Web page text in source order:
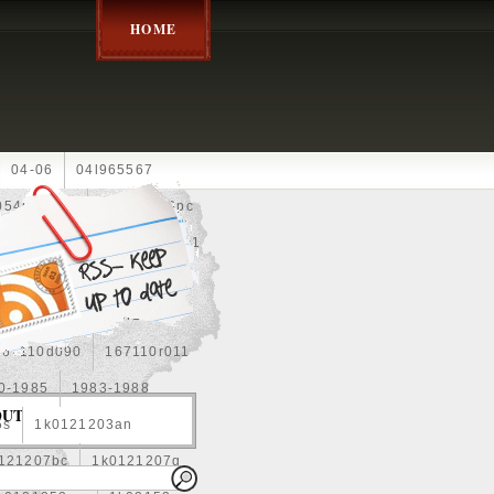
HOME
04-06 04l965567
10pc
13-2269 1330c1
1355d300185
15pcs 160400r160
167110r011
1985 1983-1988
1k0121203an
1k0121207g